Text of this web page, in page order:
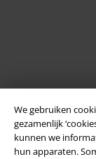
We gebruiken
gezamenlijk
kunnen we
hun apparaten.